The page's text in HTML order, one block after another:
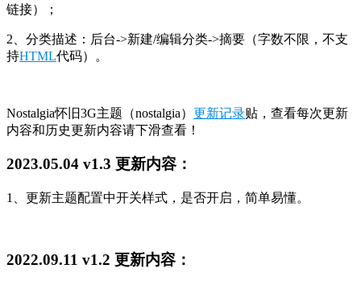
链接）；
2、分类描述：后台->新建/编辑分类->摘要（字数不限，不支
持HTML代码）。
Nostalgia怀旧3G主题（nostalgia） 更新记录贴，查看每次更新
内容和历史更新内容请下滑查看！
2023.05.04 v1.3 更新内容：
1、更新主题配置中开关样式，是否开启，简单易懂。
2022.09.11 v1.2 更新内容：